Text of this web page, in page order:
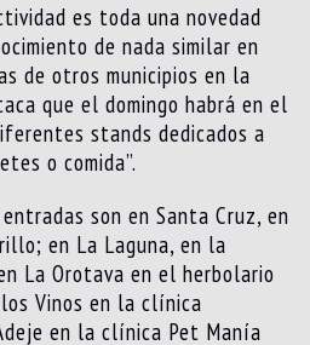
es toda una novedad
de nada similar en
de otros municipios en la
que el domingo habrá en el
stands dedicados a
o comida”.
son en Santa Cruz, en
en La Laguna, en la
La Orotava en el herbolario
Vinos en la clínica
en la clínica Pet Manía